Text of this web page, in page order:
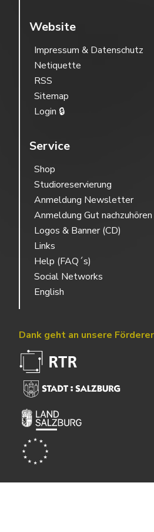
Website
Impressum & Datenschutz
Netiquette
RSS
Sitemap
Login 🔒
Service
Shop
Studioreservierung
Anmeldung Newsletter
Anmeldung Gut
Logos & Banner (CD)
Links
Help (FAQ´s)
Social Networks
English
Dank geht an unsere